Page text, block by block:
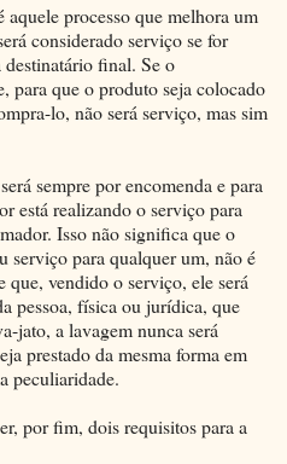
processo que melhora um
considerado serviço se for
destinatário final. Se o
para que o produto seja colocado
lo, não será serviço, mas sim
sempre por encomenda e para
está realizando o serviço para
Isso não significa que o
serviço para qualquer um, não é
vendido o serviço, ele será
pessoa, física ou jurídica, que
jato, a lavagem nunca será
prestado da mesma forma em
peculiaridade.
por fim, dois requisitos para a